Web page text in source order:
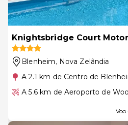
Knightsbridge Court
Blenheim, Nova Zelândia
A 2.1 km de Centro de
A 5.6 km de Aeroporto de
Voo